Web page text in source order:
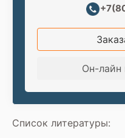
Он-лайн
Список литературы: